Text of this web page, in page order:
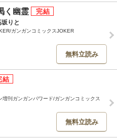
く幽霊
坂りと
ガンガンコミックスJOKER
無料立読み
刊ガンガンパワード/ガンガンコミックス
無料立読み